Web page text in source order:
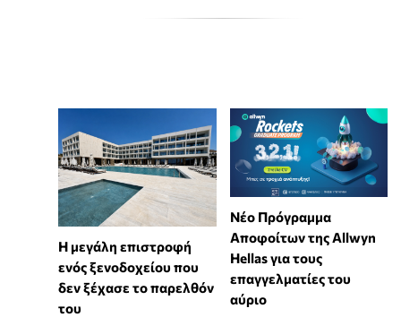
Η μεγάλη επιστροφή
ενός ξενοδοχείου που
δεν ξέχασε το παρελθόν
του
Νέο Πρόγραμμα
Αποφοίτων της Allwyn
Hellas για τους
επαγγελματίες του
αύριο